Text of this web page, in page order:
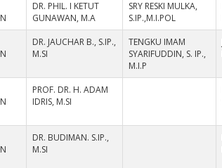
DR. PHIL. I KETUT
GUNAWAN, M.A
SRY RESKI MULKA,
S.IP.,M.I.POL
DR. JAUCHAR B., S.IP.,
M.SI
TENGKU IMAM
SYARIFUDDIN, S. IP.,
M.I.P
PROF. DR. H. ADAM
IDRIS, M.SI
DR. BUDIMAN. S.IP.,
M.SI